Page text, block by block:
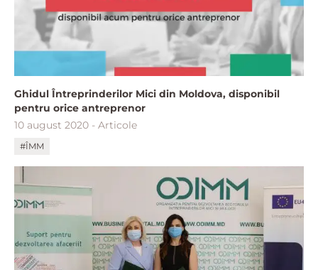
Ghidul Întreprinderilor Mici din Moldova, disponibil
pentru orice antreprenor
10 august 2020 - Articole
#ÎMM